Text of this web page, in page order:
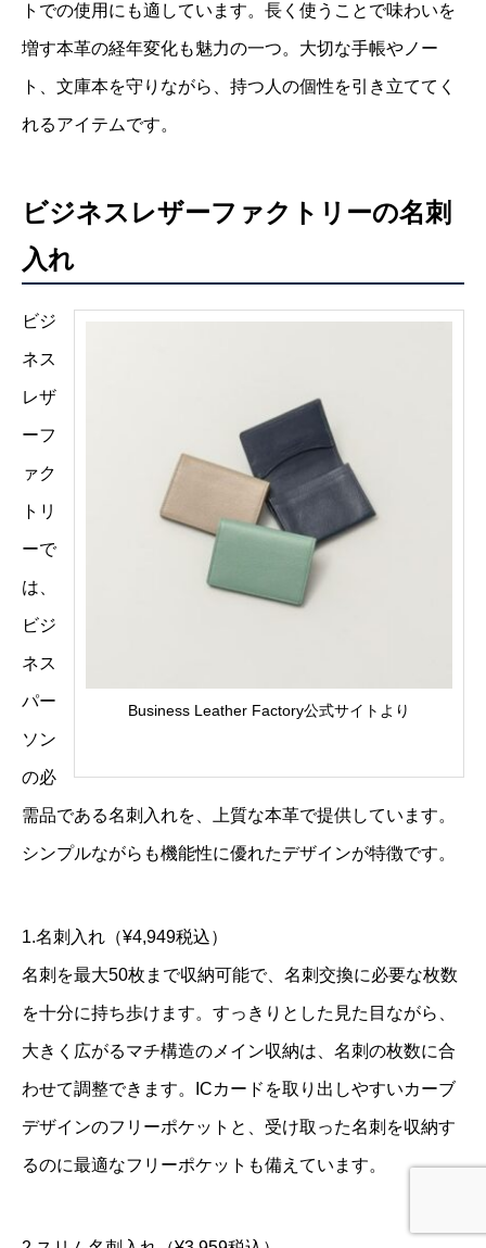
トでの使用にも適しています。長く使うことで味わいを
増す本革の経年変化も魅力の一つ。大切な手帳やノー
ト、文庫本を守りながら、持つ人の個性を引き立ててく
れるアイテムです。
ビジネスレザーファクトリーの名刺
入れ
Business Leather Factory公式サイトより
ビジ
ネス
レザ
ーフ
ァク
トリ
ーで
は、
ビジ
ネス
パー
ソン
の必
需品である名刺入れを、上質な本革で提供しています。
シンプルながらも機能性に優れたデザインが特徴です。
1.名刺入れ（¥4,949税込）
名刺を最大50枚まで収納可能で、名刺交換に必要な枚数
を十分に持ち歩けます。すっきりとした見た目ながら、
大きく広がるマチ構造のメイン収納は、名刺の枚数に合
わせて調整できます。ICカードを取り出しやすいカーブ
デザインのフリーポケットと、受け取った名刺を収納す
るのに最適なフリーポケットも備えています。